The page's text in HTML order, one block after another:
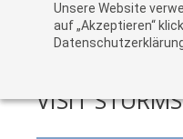
Unsere Website
auf „Akzeptieren“
VISIT